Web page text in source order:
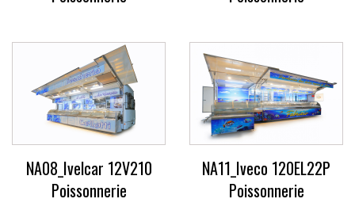
NA08_Ivelcar 12V210
Poissonnerie
NA11_Iveco 120EL22P
Poissonnerie